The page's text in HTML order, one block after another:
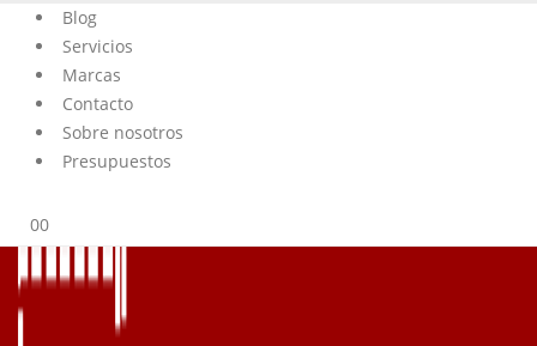
Blog
Servicios
Marcas
Contacto
Sobre nosotros
Presupuestos
00